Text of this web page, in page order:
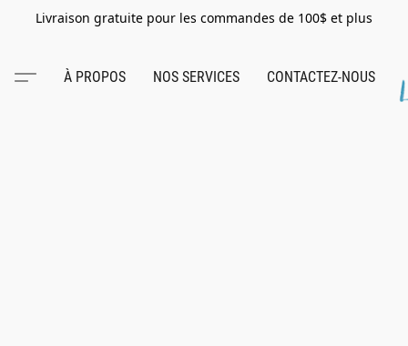
Livraison gratuite pour les commandes de 100$ et plus
À PROPOS NOS SERVICES CONTACTEZ-NOUS